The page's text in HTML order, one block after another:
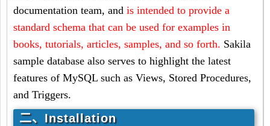
documentation team, and is intended to provide a
standard schema that can be used for examples in
books, tutorials, articles, samples, and so forth. Sakila
sample database also serves to highlight the latest
features of MySQL such as Views, Stored Procedures,
and Triggers.
二、Installation